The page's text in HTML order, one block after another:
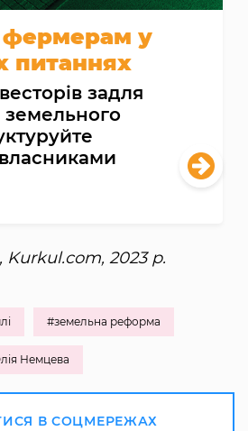
у
питаннях
задля
, Kurkul.com, 2023 р.
#земельна реформа
Немцева
В СОЦМЕРЕЖАХ